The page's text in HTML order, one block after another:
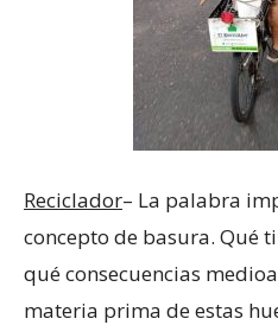
Reciclador– La palabra
concepto de basura. Qué
qué consecuencias
materia prima de estas